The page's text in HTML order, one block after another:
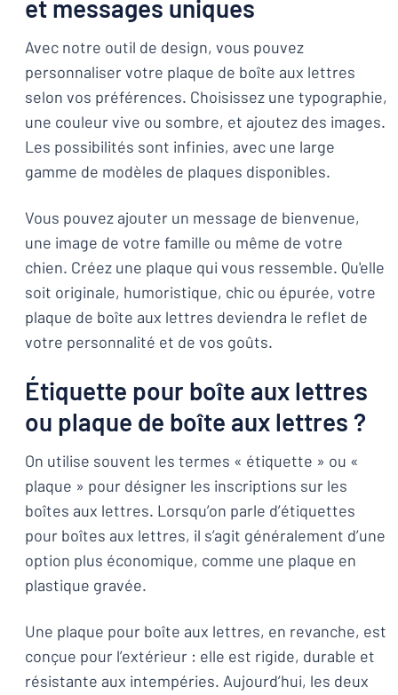
et messages uniques
Avec notre outil de design, vous pouvez
personnaliser votre plaque de boîte aux lettres
selon vos préférences. Choisissez une typographie,
une couleur vive ou sombre, et ajoutez des images.
Les possibilités sont infinies, avec une large
gamme de modèles de plaques disponibles.
Vous pouvez ajouter un message de bienvenue,
une image de votre famille ou même de votre
chien. Créez une plaque qui vous ressemble. Qu'elle
soit originale, humoristique, chic ou épurée, votre
plaque de boîte aux lettres deviendra le reflet de
votre personnalité et de vos goûts.
Étiquette pour boîte aux lettres
ou plaque de boîte aux lettres ?
On utilise souvent les termes « étiquette » ou «
plaque » pour désigner les inscriptions sur les
boîtes aux lettres. Lorsqu’on parle d’étiquettes
pour boîtes aux lettres, il s’agit généralement d’une
option plus économique, comme une plaque en
plastique gravée.
Une plaque pour boîte aux lettres, en revanche, est
conçue pour l’extérieur : elle est rigide, durable et
résistante aux intempéries. Aujourd’hui, les deux